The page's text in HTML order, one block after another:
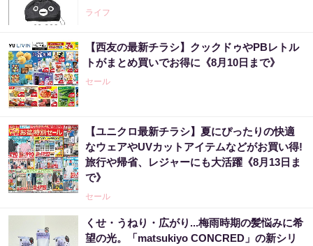
ライフ
【西友の最新チラシ】クックドゥやPBレトル
トがまとめ買いでお得に《8月10日まで》
セール
【ユニクロ最新チラシ】夏にぴったりの快適
なウェアやUVカットアイテムなどがお買い得!
旅行や帰省、レジャーにも大活躍《8月13日ま
で》
セール
くせ・うねり・広がり...梅雨時期の髪悩みに希
望の光。「matsukiyo CONCRED」の新シリ